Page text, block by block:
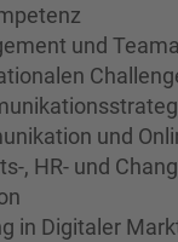
und
und
, HR- und
in Digitaler